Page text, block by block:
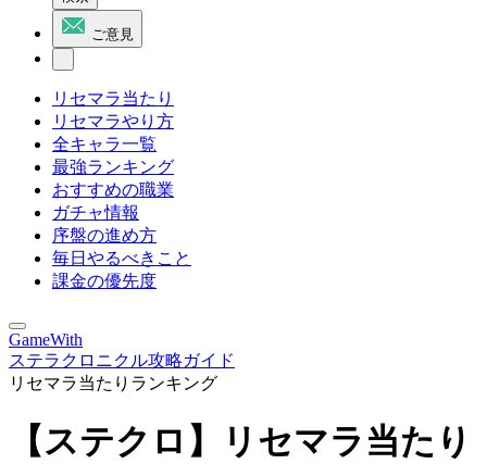
ご意見
リセマラ当たり
リセマラやり方
全キャラ一覧
最強ランキング
おすすめの職業
ガチャ情報
序盤の進め方
毎日やるべきこと
課金の優先度
GameWith
ステラクロニクル攻略ガイド
リセマラ当たりランキング
【ステクロ】リセマラ当たり